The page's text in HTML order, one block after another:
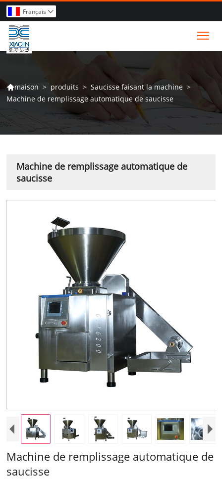
Français 
maison > produits > Saucisse faisant la machine >
Machine de remplissage automatique de saucisse
Machine de remplissage automatique de
saucisse
Machine de remplissage automatique de
saucisse